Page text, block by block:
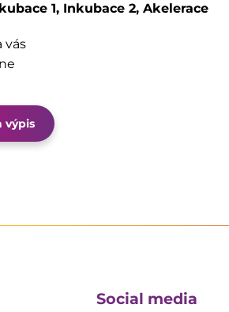
1, Inkubace 2, Akelerace
vás
výpis
Social media